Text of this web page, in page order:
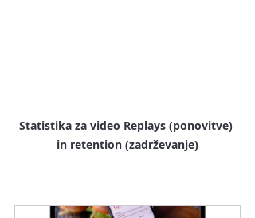
Statistika za video Replays (ponovitve)
in retention (zadrževanje)